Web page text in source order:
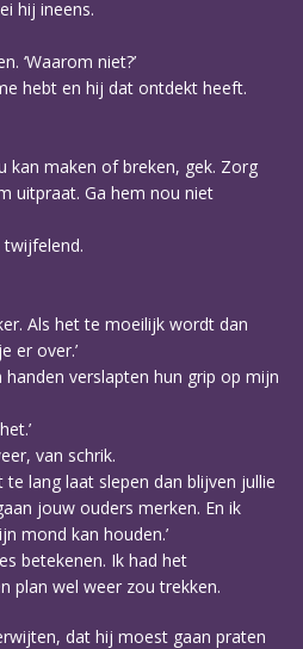
hij ineens.
‘Waarom niet?’
hebt en hij dat ontdekt heeft.
kan maken of breken, gek. Zorg
uitpraat. Ga hem nou niet
twijfelend.
Als het te moeilijk wordt dan
er over.’
verslapten hun grip op mijn
van schrik.
te lang laat slepen dan blijven jullie
jouw ouders merken. En ik
mond kan houden.’
betekenen. Ik had het
plan wel weer zou trekken.
dat hij moest gaan praten